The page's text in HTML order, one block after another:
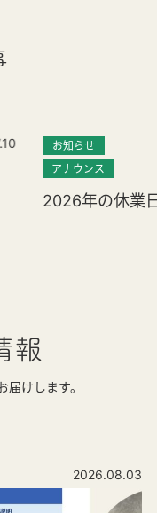
お知らせ
アナウンス
2026年の休業
報
けします。
2026.08.03